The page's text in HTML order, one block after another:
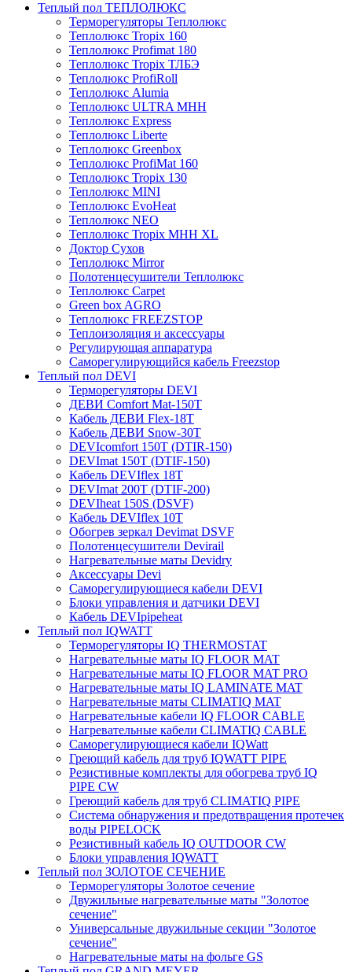
Теплый пол ТЕПЛОЛЮКС
Терморегуляторы Теплолюкс
Теплолюкс Tropix 160
Теплолюкс Profimat 180
Теплолюкс Tropix ТЛБЭ
Теплолюкс ProfiRoll
Теплолюкс Alumia
Теплолюкс ULTRA МНН
Теплолюкс Express
Теплолюкс Liberte
Теплолюкс Greenbox
Теплолюкс ProfiMat 160
Теплолюкс Tropix 130
Теплолюкс MINI
Теплолюкс EvoHeat
Теплолюкс NEO
Теплолюкс Tropix МНН XL
Доктор Сухов
Теплолюкс Mirror
Полотенцесушители Теплолюкс
Теплолюкс Carpet
Green box AGRO
Теплолюкс FREEZSTOP
Теплоизоляция и аксессуары
Регулирующая аппаратура
Cаморегулирующийся кабель Freezstop
Теплый пол DEVI
Терморегуляторы DEVI
ДЕВИ Comfort Mat-150T
Кабель ДЕВИ Flex-18T
Кабель ДЕВИ Snow-30T
DEVIcomfort 150T (DTIR-150)
DEVImat 150T (DTIF-150)
Кабель DEVIflex 18T
DEVImat 200T (DTIF-200)
DEVIheat 150S (DSVF)
Кабель DEVIflex 10T
Обогрев зеркал Devimat DSVF
Полотенцесушители Devirail
Нагревательные маты Devidry
Аксессуары Devi
Саморегулирующиеся кабели DEVI
Блоки управления и датчики DEVI
Кабель DEVIpipeheat
Теплый пол IQWATT
Терморегуляторы IQ THERMOSTAT
Нагревательные маты IQ FLOOR MAT
Нагревательные маты IQ FLOOR MAT PRO
Нагревательные маты IQ LAMINATE MAT
Нагревательные маты CLIMATIQ MAT
Нагревательные кабели IQ FLOOR CABLE
Нагревательные кабели CLIMATIQ CABLE
Саморегулирующиеся кабели IQWatt
Греющий кабель для труб IQWATT PIPE
Резистивные комплекты для обогрева труб IQ
PIPE CW
Греющий кабель для труб CLIMATIQ PIPE
Система обнаружения и предотвращения протечек
воды PIPELOCK
Резистивный кабель IQ OUTDOOR CW
Блоки управления IQWATT
Теплый пол ЗОЛОТОЕ СЕЧЕНИЕ
Терморегуляторы Золотое сечение
Двужильные нагревательные маты "Золотое
сечение"
Универсальные двужильные секции "Золотое
сечение"
Нагревательные маты на фольге GS